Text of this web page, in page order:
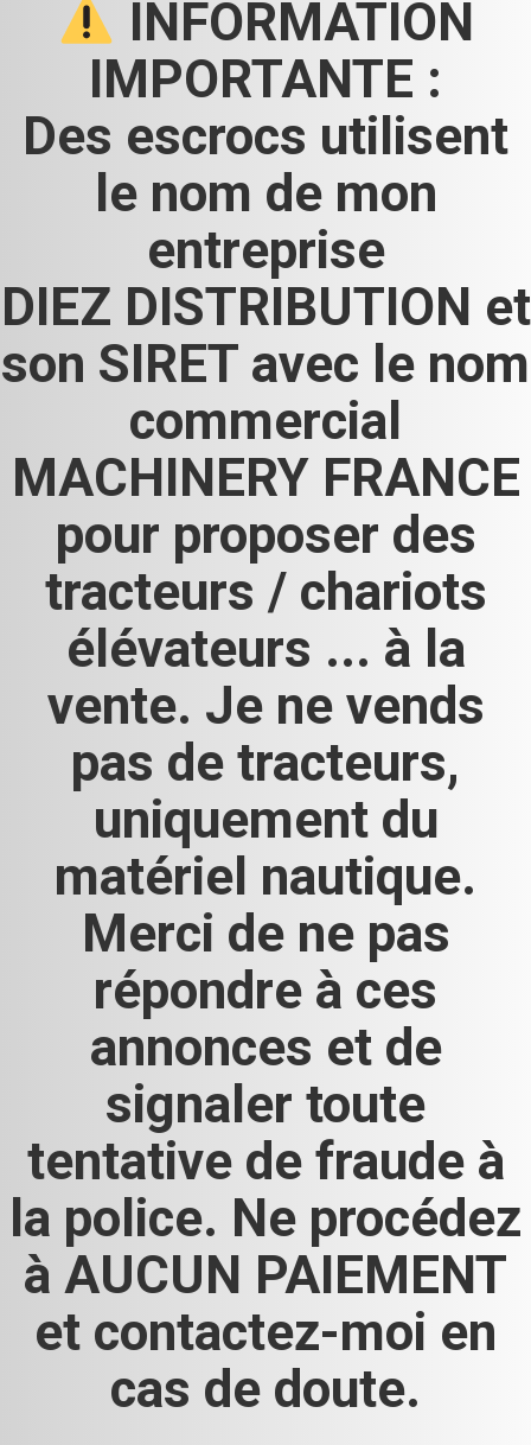
INFORMATION
IMPORTANTE :
Des escrocs utilisent
le nom de mon
entreprise
DIEZ DISTRIBUTION et
son SIRET avec le nom
commercial
MACHINERY FRANCE
pour proposer des
tracteurs / chariots
élévateurs ... à la
vente. Je ne vends
pas de tracteurs,
uniquement du
matériel nautique.
Merci de ne pas
répondre à ces
annonces et de
signaler toute
tentative de fraude à
la police. Ne procédez
à AUCUN PAIEMENT
et contactez-moi en
cas de doute.